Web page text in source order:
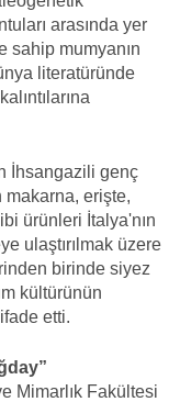
arasında yer
sahip mumyanın
literatüründe
İhsangazili genç
erişte,
ürünleri İtalya'nın
ulaştırılmak üzere
birinde siyez
kültürünün
etti.
Mimarlık Fakültesi